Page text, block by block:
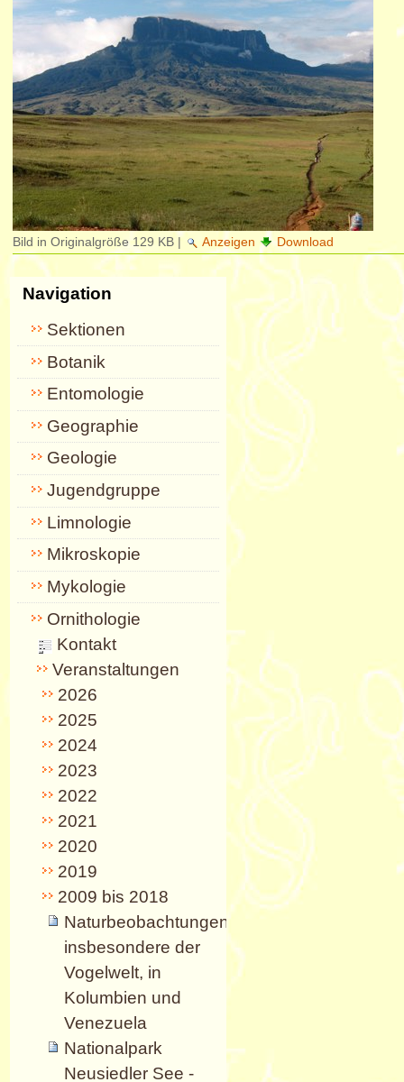
Bild in Originalgröße 129 KB | Anzeigen Download
Navigation
Sektionen
Botanik
Entomologie
Geographie
Geologie
Jugendgruppe
Limnologie
Mikroskopie
Mykologie
Ornithologie
Kontakt
Veranstaltungen
2026
2025
2024
2023
2022
2021
2020
2019
2009 bis 2018
Naturbeobachtungen,
insbesondere der
Vogelwelt, in
Kolumbien und
Venezuela
Nationalpark
Neusiedler See -